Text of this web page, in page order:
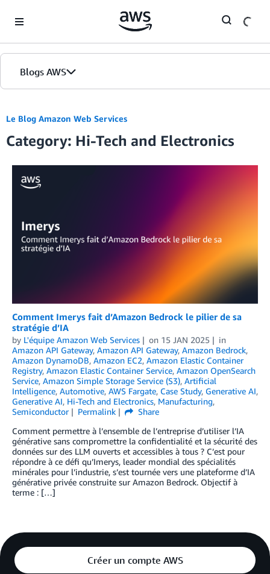
Blogs AWS
Accueil
Éditions
Le Blog Amazon Web Services
Category: Hi-Tech and Electronics
Comment Imerys fait d’Amazon Bedrock le pilier de sa
stratégie d’IA
by L'équipe Amazon Web Services on 15 JAN 2025
in
Amazon API Gateway, Amazon API Gateway, Amazon Bedrock,
Amazon DynamoDB, Amazon EC2, Amazon Elastic Container
Registry, Amazon Elastic Container Service, Amazon OpenSearch
Service, Amazon Simple Storage Service (S3), Artificial
Intelligence, Automotive, AWS Fargate, Case Study, Generative AI,
Generative AI, Hi-Tech and Electronics, Manufacturing,
Semiconductor
Permalink
Share
Comment permettre à l’ensemble de l’entreprise d’utiliser l’IA
générative sans compromettre la confidentialité et la sécurité des
données sur des LLM ouverts et accessibles à tous ? C’est pour
répondre à ce défi qu’Imerys, leader mondial des spécialités
minérales pour l’industrie, s’est tournée vers une plateforme d’IA
générative privée construite sur Amazon Bedrock. Objectif à
terme : […]
Créer un compte AWS